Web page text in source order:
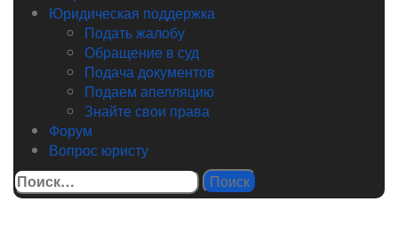
Юридическая поддержка
Подать жалобу
Обращение в суд
Подача документов
Подаем апелляцию
Знайте свои права
Форум
Вопрос юристу
Найти: